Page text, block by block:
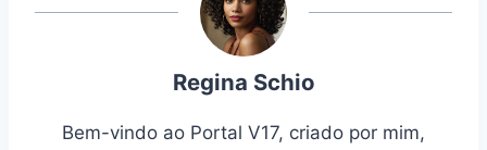
Regina Schio
Bem-vindo ao Portal V17, criado por mim,